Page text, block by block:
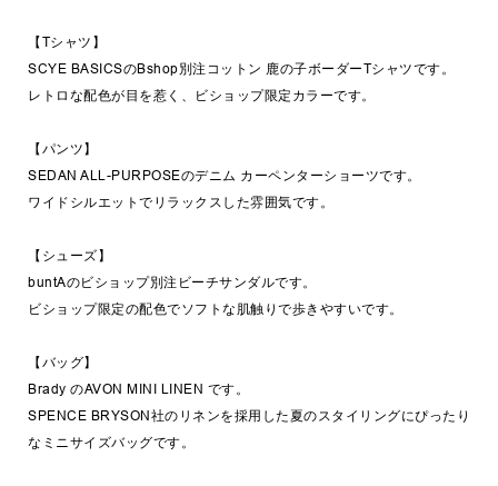
【Tシャツ】
SCYE BASICSのBshop別注コットン 鹿の子ボーダーTシャツです。
レトロな配色が目を惹く、ビショップ限定カラーです。
【パンツ】
SEDAN ALL-PURPOSEのデニム カーペンターショーツです。
ワイドシルエットでリラックスした雰囲気です。
【シューズ】
buntAのビショップ別注ビーチサンダルです。
ビショップ限定の配色でソフトな肌触りで歩きやすいです。
【バッグ】
Brady のAVON MINI LINEN です。
SPENCE BRYSON社のリネンを採用した夏のスタイリングにぴったり
なミニサイズバッグです。